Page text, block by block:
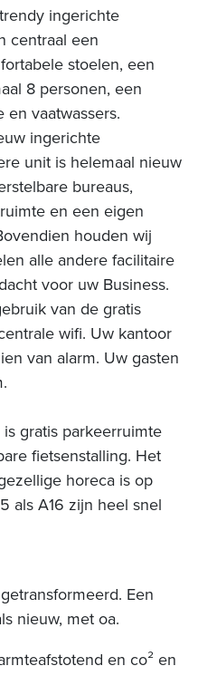
ingerichte
centraal een
stoelen, een
8 personen, een
vaatwassers.
ingerichte
unit is helemaal nieuw
bureaus,
en een eigen
houden wij
alle andere facilitaire
voor uw Business.
van de gratis
wifi. Uw kantoor
van alarm. Uw gasten
gratis parkeerruimte
fietsenstalling. Het
horeca is op
als A16 zijn heel snel
Een
nieuw, met oa.
en co² en